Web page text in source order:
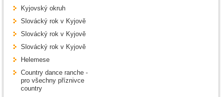
Kyjovský okruh
Slovácký rok v Kyjově
Slovácký rok v Kyjově
Slovácký rok v Kyjově
Helemese
Country dance ranche -
pro všechny příznivce
country